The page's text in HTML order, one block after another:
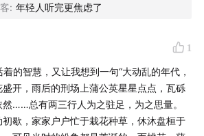
的神，人生是一段曲线，智商不能决
来AI发展，如果AI真有了情感世界
: 年轻人听完更焦虑了
1
的智慧，又让我想到一句“大动乱的年代，
开，雨后的刑场上蒲公英星星点点，瓦砾
……总有两三行人为之驻足，为之思量。
歇，家家户户忙于栽花种草，休沐盘桓于